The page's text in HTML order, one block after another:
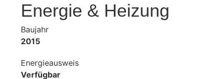
Energie & Heizung
Baujahr
2015
Energieausweis
Verfügbar